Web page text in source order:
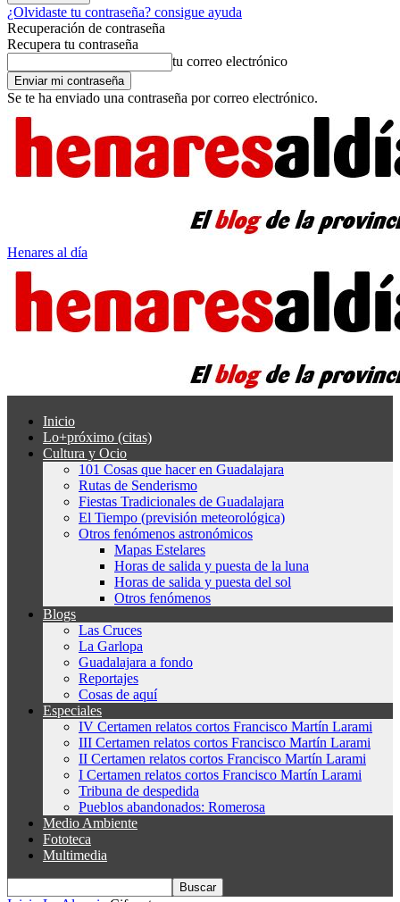
¿Olvidaste tu contraseña? consigue ayuda
Recuperación de contraseña
Recupera tu contraseña
tu correo electrónico
Se te ha enviado una contraseña por correo electrónico.
Henares al día
Inicio
Lo+próximo (citas)
Cultura y Ocio
101 Cosas que hacer en Guadalajara
Rutas de Senderismo
Fiestas Tradicionales de Guadalajara
El Tiempo (previsión meteorológica)
Otros fenómenos astronómicos
Mapas Estelares
Horas de salida y puesta de la luna
Horas de salida y puesta del sol
Otros fenómenos
Blogs
Las Cruces
La Garlopa
Guadalajara a fondo
Reportajes
Cosas de aquí
Especiales
IV Certamen relatos cortos Francisco Martín Larami
III Certamen relatos cortos Francisco Martín Larami
II Certamen relatos cortos Francisco Martín Larami
I Certamen relatos cortos Francisco Martín Larami
Tribuna de despedida
Pueblos abandonados: Romerosa
Medio Ambiente
Fototeca
Multimedia